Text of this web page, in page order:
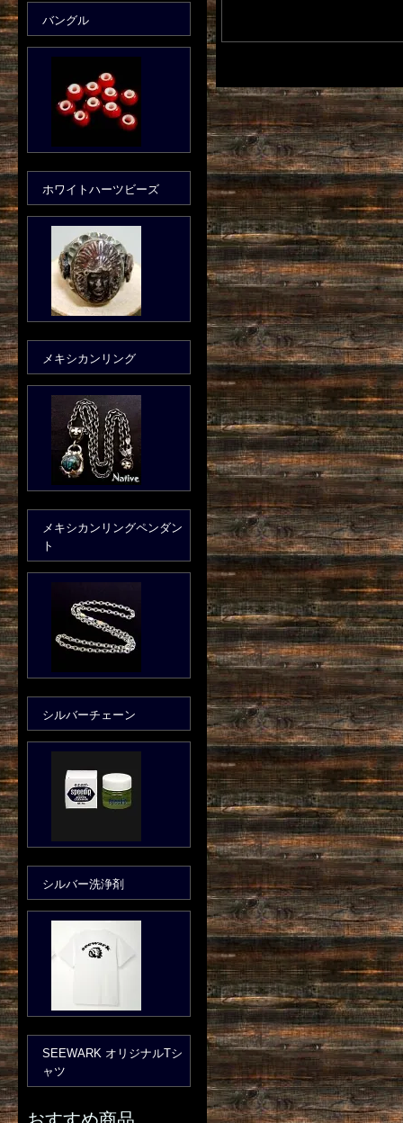
バングル
ホワイトハーツビーズ
メキシカンリング
メキシカンリングペンダン
ト
シルバーチェーン
シルバー洗浄剤
SEEWARK オリジナルTシ
ャツ
おすすめ商品